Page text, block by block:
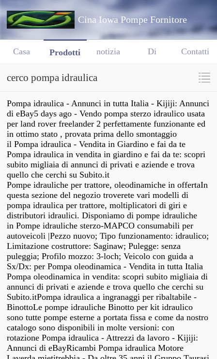
Cina Iowa Pompe Fornitore
Casa Prodotti notizia Di Contatti
cerco pompa idraulica
Pompa idraulica - Annunci in tutta Italia - Kijiji: Annunci
di eBay5 days ago - Vendo pompa sterzo idraulico usata
per land rover freelander 2 perfettamente funzionante ed
in ottimo stato , provata prima dello smontaggio
il Pompa idraulica - Vendita in Giardino e fai da te
Pompa idraulica in vendita in giardino e fai da te: scopri
subito migliaia di annunci di privati e aziende e trova
quello che cerchi su Subito.it
Pompe idrauliche per trattore, oleodinamiche in offertaIn
questa sezione del negozio troverete vari modelli di
pompa idraulica per trattore, moltiplicatori di giri e
distributori idraulici. Disponiamo di pompe idrauliche
in Pompe idrauliche sterzo-MAPCO consumabili per
autoveicoli |Pezzo nuovo; Tipo funzionamento: idraulico;
Limitazione costruttore: Saginaw; Pulegge: senza
puleggia; Profilo mozzo: 3-loch; Veicolo con guida a
Sx/Dx: per Pompa oleodinamica - Vendita in tutta Italia
Pompa oleodinamica in vendita: scopri subito migliaia di
annunci di privati e aziende e trova quello che cerchi su
Subito.itPompa idraulica a ingranaggi per ribaltabile -
BinottoLe pompe idrauliche Binotto per kit idraulico
sono tutte pompe esterne a portata fissa e come da nostro
catalogo sono disponibili in molte versioni: con
rotazione Pompa idraulica - Attrezzi da lavoro - Kijiji:
Annunci di eBayRicambi Pompa idraulica Motore